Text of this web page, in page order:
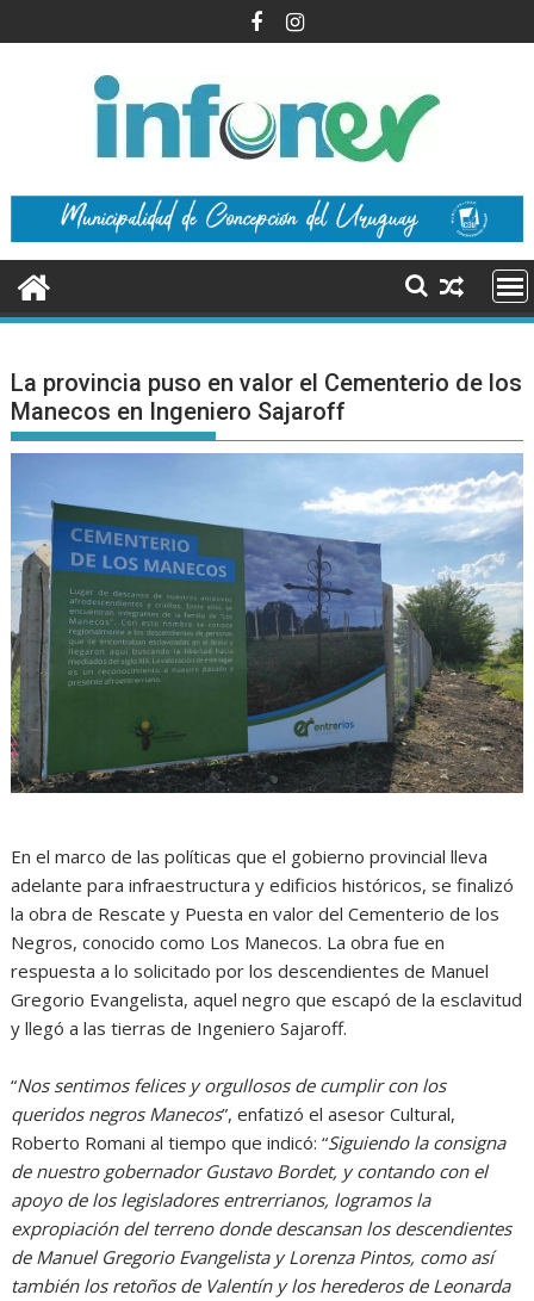
al
La provincia puso en valor el Cementerio de los
Manecos en Ingeniero Sajaroff
En el marco de las políticas que el gobierno provincial lleva
adelante para infraestructura y edificios históricos, se finalizó
la obra de Rescate y Puesta en valor del Cementerio de los
Negros, conocido como Los Manecos. La obra fue en
respuesta a lo solicitado por los descendientes de Manuel
Gregorio Evangelista, aquel negro que escapó de la esclavitud
y llegó a las tierras de Ingeniero Sajaroff.
“Nos sentimos felices y orgullosos de cumplir con los
queridos negros Manecos”, enfatizó el asesor Cultural,
Roberto Romani al tiempo que indicó: “Siguiendo la consigna
de nuestro gobernador Gustavo Bordet, y contando con el
apoyo de los legisladores entrerrianos, logramos la
expropiación del terreno donde descansan los descendientes
de Manuel Gregorio Evangelista y Lorenza Pintos, como así
también los retoños de Valentín y los herederos de Leonarda